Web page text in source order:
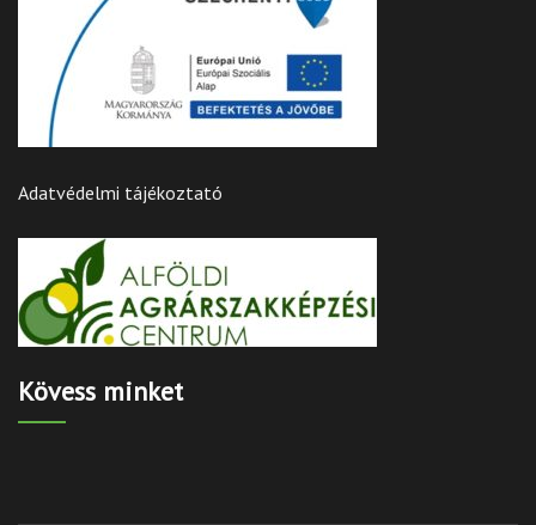
Adatvédelmi tájékoztató
Kövess minket